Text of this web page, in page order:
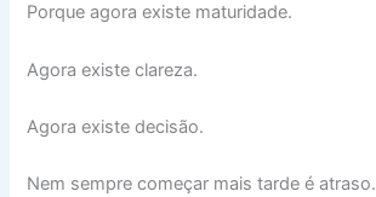
Porque agora existe maturidade.
Agora existe clareza.
Agora existe decisão.
Nem sempre começar mais tarde é atraso.